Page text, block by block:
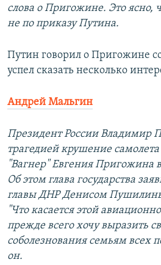
слова о Пригожине. Это ясно,
не по приказу Путина.
Путин говорил о Пригожине
успел сказать несколько
Андрей Мальгин
Президент России Владимир
трагедией крушение
"Вагнер" Евгения Пригожина
Об этом глава государства
главы ДНР Денисом
"Что касается этой
прежде всего хочу выразить
соболезнования семьям всех
он.